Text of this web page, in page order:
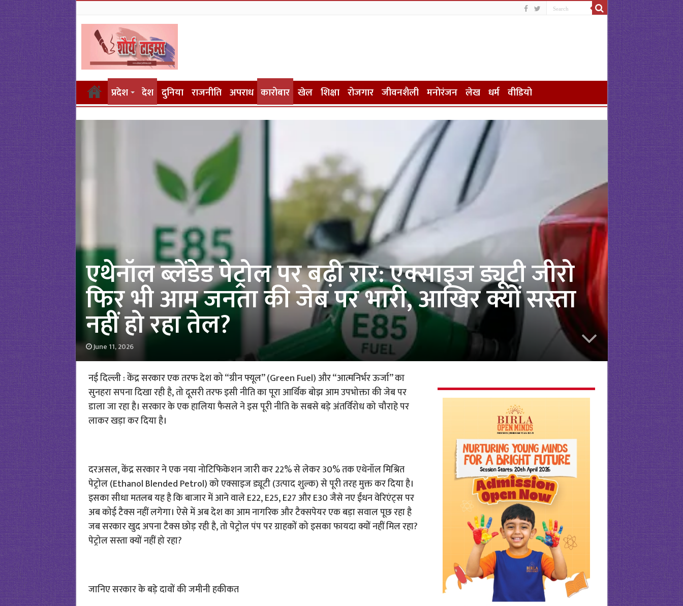
प्रदेश देश दुनिया राजनीति अपराध कारोबार खेल शिक्षा रोजगार जीवनशैली मनोरंजन लेख धर्म वीडियो
एथेनॉल ब्लेंडेड पेट्रोल पर बढ़ी रार: एक्साइज ड्यूटी जीरो
फिर भी आम जनता की जेब पर भारी, आखिर क्यों सस्ता
नहीं हो रहा तेल?
June 11, 2026
नई दिल्ली : केंद्र सरकार एक तरफ देश को “ग्रीन फ्यूल” (Green Fuel) और “आत्मनिर्भर ऊर्जा” का
सुनहरा सपना दिखा रही है, तो दूसरी तरफ इसी नीति का पूरा आर्थिक बोझ आम उपभोक्ता की जेब पर
डाला जा रहा है। सरकार के एक हालिया फैसले ने इस पूरी नीति के सबसे बड़े अंतर्विरोध को चौराहे पर
लाकर खड़ा कर दिया है।
दरअसल, केंद्र सरकार ने एक नया नोटिफिकेशन जारी कर 22% से लेकर 30% तक एथेनॉल मिश्रित
पेट्रोल (Ethanol Blended Petrol) को एक्साइज ड्यूटी (उत्पाद शुल्क) से पूरी तरह मुक्त कर दिया है।
इसका सीधा मतलब यह है कि बाजार में आने वाले E22, E25, E27 और E30 जैसे नए ईंधन वेरिएंट्स पर
अब कोई टैक्स नहीं लगेगा। ऐसे में अब देश का आम नागरिक और टैक्सपेयर एक बड़ा सवाल पूछ रहा है
जब सरकार खुद अपना टैक्स छोड़ रही है, तो पेट्रोल पंप पर ग्राहकों को इसका फायदा क्यों नहीं मिल रहा?
पेट्रोल सस्ता क्यों नहीं हो रहा?
जानिए सरकार के बड़े दावों की जमीनी हकीकत